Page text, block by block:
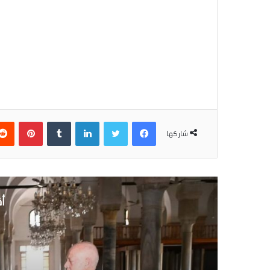
شاركها
فيسبوكتويتر لينكدإن